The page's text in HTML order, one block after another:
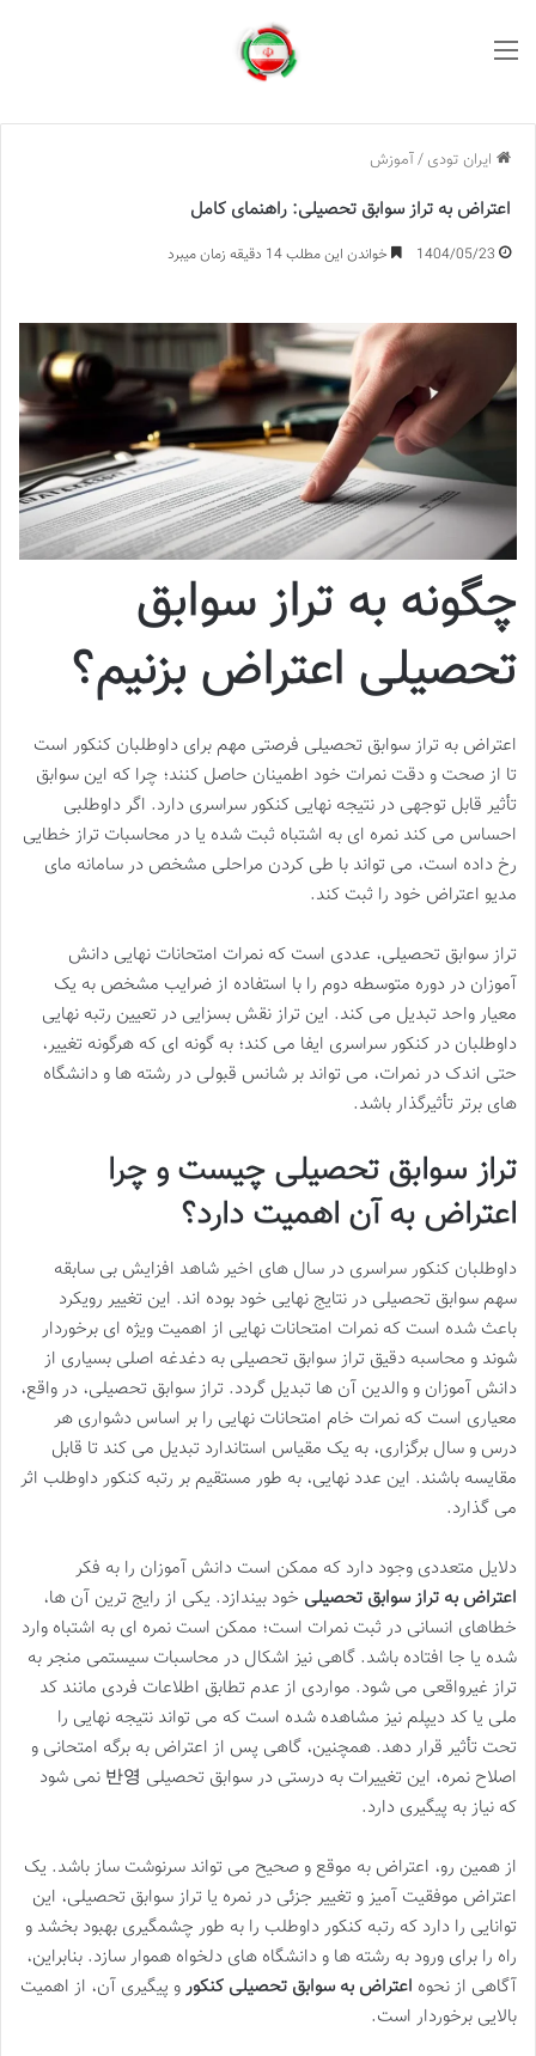
ایران تودی /آموزش
اعتراض به تراز سوابق تحصیلی: راهنمای کامل
1404/05/23 خواندن این مطلب 14 دقیقه زمان میبرد
چگونه به تراز سوابق
تحصیلی اعتراض بزنیم؟
اعتراض به تراز سوابق تحصیلی فرصتی مهم برای داوطلبان کنکور است
تا از صحت و دقت نمرات خود اطمینان حاصل کنند؛ چرا که این سوابق
تأثیر قابل توجهی در نتیجه نهایی کنکور سراسری دارد. اگر داوطلبی
احساس می کند نمره ای به اشتباه ثبت شده یا در محاسبات تراز خطایی
رخ داده است، می تواند با طی کردن مراحلی مشخص در سامانه مای
مدیو اعتراض خود را ثبت کند.
تراز سوابق تحصیلی، عددی است که نمرات امتحانات نهایی دانش
آموزان در دوره متوسطه دوم را با استفاده از ضرایب مشخص به یک
معیار واحد تبدیل می کند. این تراز نقش بسزایی در تعیین رتبه نهایی
داوطلبان در کنکور سراسری ایفا می کند؛ به گونه ای که هرگونه تغییر،
حتی اندک در نمرات، می تواند بر شانس قبولی در رشته ها و دانشگاه
های برتر تأثیرگذار باشد.
تراز سوابق تحصیلی چیست و چرا
اعتراض به آن اهمیت دارد؟
داوطلبان کنکور سراسری در سال های اخیر شاهد افزایش بی سابقه
سهم سوابق تحصیلی در نتایج نهایی خود بوده اند. این تغییر رویکرد
باعث شده است که نمرات امتحانات نهایی از اهمیت ویژه ای برخوردار
شوند و محاسبه دقیق تراز سوابق تحصیلی به دغدغه اصلی بسیاری از
دانش آموزان و والدین آن ها تبدیل گردد. تراز سوابق تحصیلی، در واقع،
معیاری است که نمرات خام امتحانات نهایی را بر اساس دشواری هر
درس و سال برگزاری، به یک مقیاس استاندارد تبدیل می کند تا قابل
مقایسه باشند. این عدد نهایی، به طور مستقیم بر رتبه کنکور داوطلب اثر
می گذارد.
دلایل متعددی وجود دارد که ممکن است دانش آموزان را به فکر
اعتراض به تراز سوابق تحصیلی خود بیندازد. یکی از رایج ترین آن ها،
خطاهای انسانی در ثبت نمرات است؛ ممکن است نمره ای به اشتباه وارد
شده یا جا افتاده باشد. گاهی نیز اشکال در محاسبات سیستمی منجر به
تراز غیرواقعی می شود. مواردی از عدم تطابق اطلاعات فردی مانند کد
ملی یا کد دیپلم نیز مشاهده شده است که می تواند نتیجه نهایی را
تحت تأثیر قرار دهد. همچنین، گاهی پس از اعتراض به برگه امتحانی و
اصلاح نمره، این تغییرات به درستی در سوابق تحصیلی 반영 نمی شود
که نیاز به پیگیری دارد.
از همین رو، اعتراض به موقع و صحیح می تواند سرنوشت ساز باشد. یک
اعتراض موفقیت آمیز و تغییر جزئی در نمره یا تراز سوابق تحصیلی، این
توانایی را دارد که رتبه کنکور داوطلب را به طور چشمگیری بهبود بخشد و
راه را برای ورود به رشته ها و دانشگاه های دلخواه هموار سازد. بنابراین،
آگاهی از نحوه اعتراض به سوابق تحصیلی کنکورو پیگیری آن، از اهمیت
بالایی برخوردار است.